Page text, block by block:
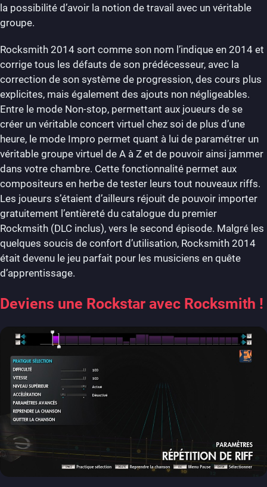
la possibilité d’avoir la notion de travail avec un véritable
groupe.
Rocksmith 2014 sort comme son nom l’indique en 2014 et
corrige tous les défauts de son prédécesseur, avec la
correction de son système de progression, des cours plus
explicites, mais également des ajouts non négligeables.
Entre le mode Non-stop, permettant aux joueurs de se
créer un véritable concert virtuel chez soi de plus d’une
heure, le mode Impro permet quant à lui de paramétrer un
véritable groupe virtuel de A à Z et de pouvoir ainsi jammer
dans votre chambre. Cette fonctionnalité permet aux
compositeurs en herbe de tester leurs tout nouveaux riffs.
Les joueurs s’étaient d’ailleurs réjouit de pouvoir importer
gratuitement l’entièreté du catalogue du premier
Rockmsith (DLC inclus), vers le second épisode. Malgré les
quelques soucis de confort d’utilisation, Rocksmith 2014
était devenu le jeu parfait pour les musiciens en quête
d’apprentissage.
Deviens une Rockstar avec Rocksmith !